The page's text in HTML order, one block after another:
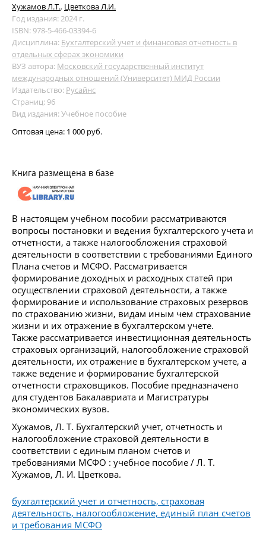
Хужамов Л.Т., Цветкова Л.И.
Год издания: 2024 г.
ISBN: 978-5-466-03394-6
Дисциплина: Бухгалтерский учет и финансовая отчетность в
отдельных сферах экономики
ВУЗ автора: Московский государственный институт
международных отношений (Университет) МИД России
Издательство: Русайнс
Страниц: 96
Вид издания: Учебное пособие
Оптовая цена: 1 000 руб.
Книга размещена в базе
В настоящем учебном пособии рассматриваются
вопросы постановки и ведения бухгалтерского учета и
отчетности, а также налогообложения страховой
деятельности в соответствии с требованиями Единого
Плана счетов и МСФО. Рассматривается
формирование доходных и расходных статей при
осуществлении страховой деятельности, а также
формирование и использование страховых резервов
по страхованию жизни, видам иным чем страхование
жизни и их отражение в бухгалтерском учете.
Также рассматривается инвестиционная деятельность
страховых организаций, налогообложение страховой
деятельности, их отражение в бухгалтерском учете, а
также ведение и формирование бухгалтерской
отчетности страховщиков. Пособие предназначено
для студентов Бакалавриата и Магистратуры
экономических вузов.
Хужамов, Л. Т. Бухгалтерский учет, отчетность и
налогообложение страховой деятельности в
соответствии с единым планом счетов и
требованиями МСФО : учебное пособие / Л. Т.
Хужамов, Л. И. Цветкова.
бухгалтерский учет и отчетность, страховая
деятельность, налогообложение, единый план счетов
и требования МСФО